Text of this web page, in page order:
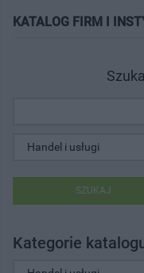
KATALOG FIRM I
SZUKAJ
Kategorie